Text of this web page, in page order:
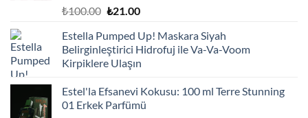
₺100.00 Orijinal
₺100.00.
₺21.00Şu
fiyat:
₺21.00.
Estella Pumped Up! Maskara Siyah
Belirginleştirici Hidrofuj ile Va-Va-Voom
Kirpiklere Ulaşın
Estel'la Efsanevi Kokusu: 100 ml Terre Stunning
01 Erkek Parfümü